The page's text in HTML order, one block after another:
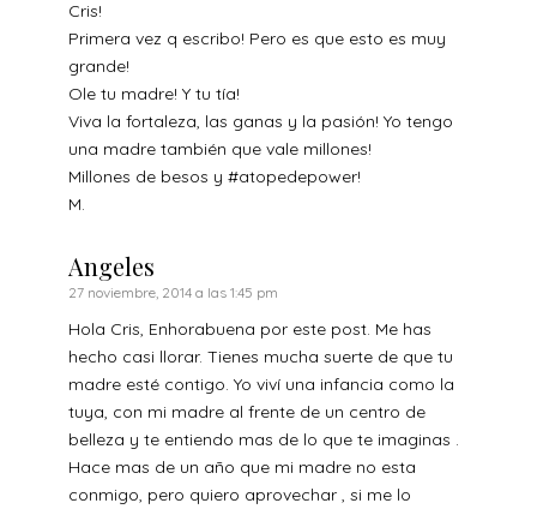
Cris!
Primera vez q escribo! Pero es que esto es muy
grande!
Ole tu madre! Y tu tía!
Viva la fortaleza, las ganas y la pasión! Yo tengo
una madre también que vale millones!
Millones de besos y #atopedepower!
M.
Angeles
27 noviembre, 2014 a las 1:45 pm
Hola Cris, Enhorabuena por este post. Me has
hecho casi llorar. Tienes mucha suerte de que tu
madre esté contigo. Yo viví una infancia como la
tuya, con mi madre al frente de un centro de
belleza y te entiendo mas de lo que te imaginas .
Hace mas de un año que mi madre no esta
conmigo, pero quiero aprovechar , si me lo